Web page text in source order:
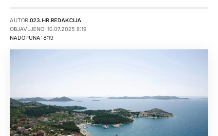
NADOPUNA: 8:19
AUTOR:023.HR REDAKCIJA
OBJAVLJENO: 10.07.2025 8:19